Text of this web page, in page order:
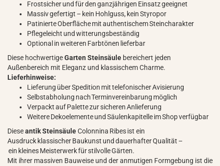
Frostsicher und für den ganzjährigen Einsatz geeignet
Massiv gefertigt – kein Hohlguss, kein Styropor
Patinierte Oberfläche mit authentischem Steincharakter
Pflegeleicht und witterungsbeständig
Optional in weiteren Farbtönen lieferbar
Diese hochwertigeGarten Steinsäule bereichert jeden
Außenbereich mit Eleganz und klassischem Charme.
Lieferhinweise:
Lieferung über Spedition mit telefonischer Avisierung
Selbstabholung nach Terminvereinbarung möglich
Verpackt auf Palette zur sicheren Anlieferung
Weitere Dekoelemente und Säulenkapitelle im Shop verfügbar
Dieseantik SteinsäuleColonnina Ribes ist ein
Ausdruck klassischer Baukunst und dauerhafter Qualität –
ein kleines Meisterwerk für stilvolle Gärten.
Mit ihrer massiven Bauweise und der anmutigen Formgebung ist die